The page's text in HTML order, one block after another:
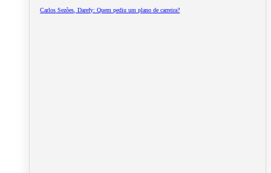
Carlos Sezões, Darefy: Quem pediu um plano de carreira?